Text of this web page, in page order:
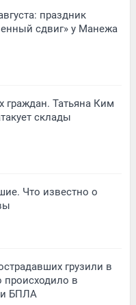
праздник
сдвиг» у Манежа
граждан. Татьяна Ким
склады
Что известно о
грузили в
происходило в
БПЛА